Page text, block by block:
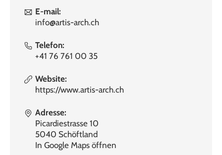
E-mail:
info@artis-arch.ch
Telefon:
+41 76 761 00 35
Website:
https://www.artis-arch.ch
Adresse:
Picardiestrasse 10
5040 Schöftland
In Google Maps öffnen